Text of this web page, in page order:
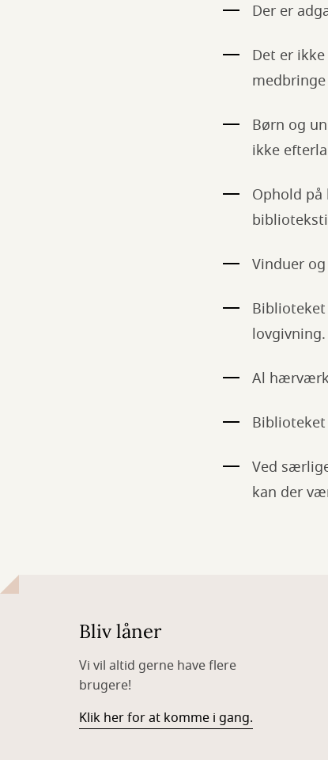
Der er
Det er
Børn og
ikke
Ophold
Vinduer
lovgivning.
Al
Ved
kan der
Bliv låner
Vi vil altid gerne have flere
brugere!
Klik her for at komme i gang.